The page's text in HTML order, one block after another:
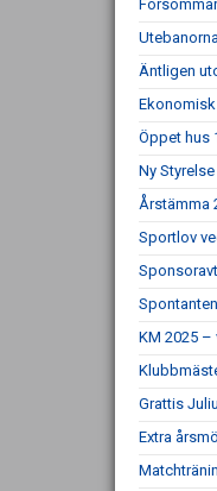
Äntligen
Ekonomisk
Öppet hus
Ny
Årstämma
Sportlov
KM 2025 –
Grattis
Extra